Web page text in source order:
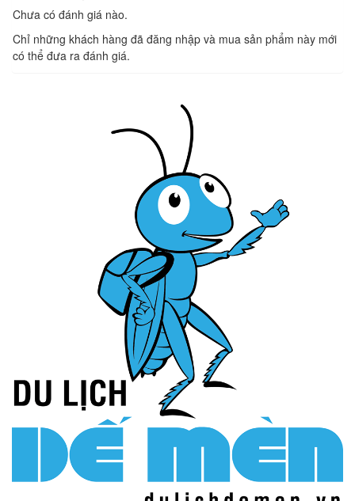
Chưa có đánh giá nào.
Chỉ những khách hàng đã đăng nhập và mua sản phẩm này mới
có thể đưa ra đánh giá.